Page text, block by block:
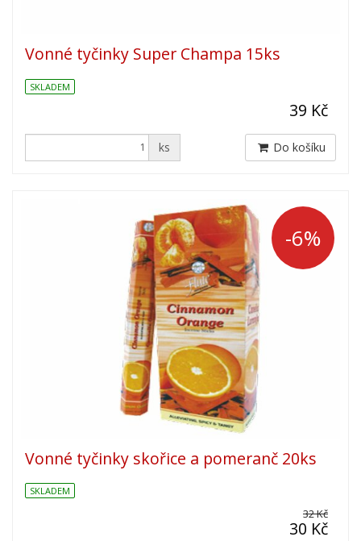
Vonné tyčinky Super Champa 15ks
SKLADEM
39 Kč
ks Do košíku
-6%
Vonné tyčinky skořice a pomeranč 20ks
SKLADEM
32 Kč
30 Kč